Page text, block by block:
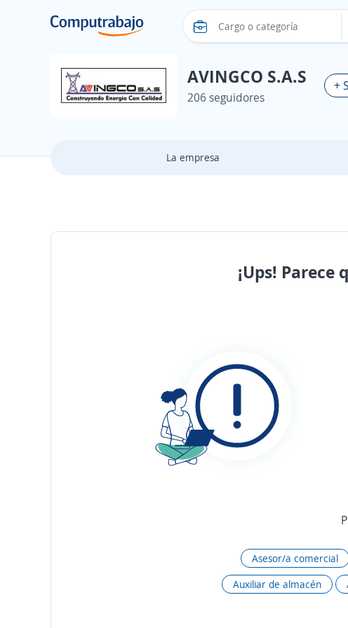
AVINGCO S.A.S
206 seguidores
+
La empresa
¡Ups!
Asesor/a comercial
Auxiliar de almacén